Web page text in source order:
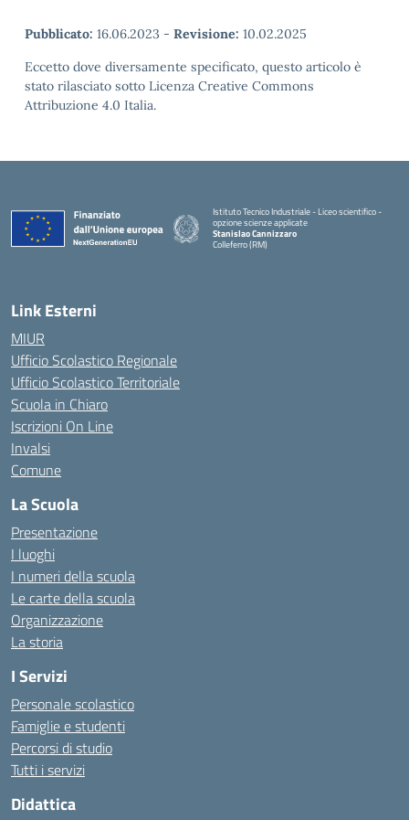
Pubblicato: 16.06.2023 - Revisione: 10.02.2025
Eccetto dove diversamente specificato, questo articolo è
stato rilasciato sotto Licenza Creative Commons
Attribuzione 4.0 Italia.
Istituto Tecnico Industriale - Liceo scientifico -
opzione scienze applicate
Stanislao Cannizzaro
Colleferro (RM)
Link Esterni
MIUR
Ufficio Scolastico Regionale
Ufficio Scolastico Territoriale
Scuola in Chiaro
Iscrizioni On Line
Invalsi
Comune
La Scuola
Presentazione
I luoghi
I numeri della scuola
Le carte della scuola
Organizzazione
La storia
I Servizi
Personale scolastico
Famiglie e studenti
Percorsi di studio
Tutti i servizi
Didattica